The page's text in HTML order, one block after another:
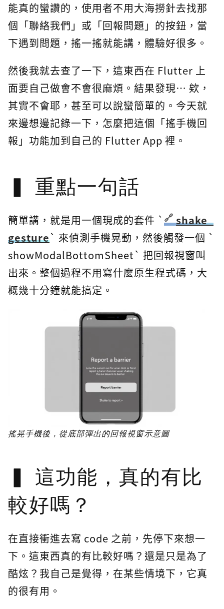
能真的蠻讚的，使用者不用大海撈針去找那
個「聯絡我們」或「回報問題」的按鈕，當
下遇到問題，搖一搖就能講，體驗好很多。
然後我就去查了一下，這東西在 Flutter 上
面要自己做會不會很麻煩。結果發現… 欸，
其實不會耶，甚至可以說蠻簡單的。今天就
來邊想邊記錄一下，怎麼把這個「搖手機回
報」功能加到自己的 Flutter App 裡。
重點一句話
簡單講，就是用一個現成的套件 `
shake_
gesture` 來偵測手機晃動，然後觸發一個 `
showModalBottomSheet` 把回報視窗叫
出來。整個過程不用寫什麼原生程式碼，大
概幾十分鐘就能搞定。
搖晃手機後，從底部彈出的回報視窗示意圖
這功能，真的有比
較好嗎？
在直接衝進去寫 code 之前，先停下來想一
下。這東西真的有比較好嗎？還是只是為了
酷炫？我自己是覺得，在某些情境下，它真
的很有用。